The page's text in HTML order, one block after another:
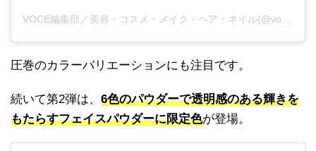
圧巻のカラーバリエーションにも注目です。
続いて第2弾は、 6色のパウダーで透明感のある輝きを
もたらすフェイスパウダーに限定色が登場。